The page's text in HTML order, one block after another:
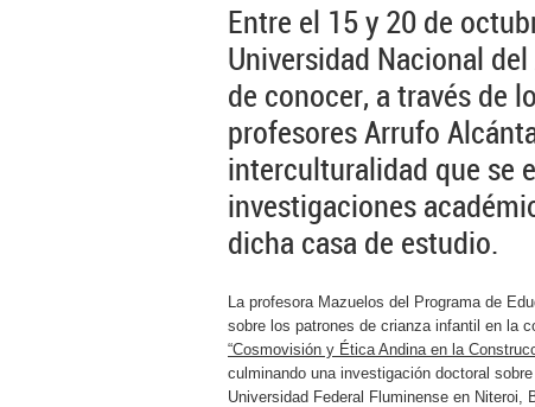
Entre el 15 y 20 de
Universidad Nacional
de conocer, a través de
profesores Arrufo
interculturalidad que se
investigaciones
dicha casa de estudio.
La profesora Mazuelos del Programa de
sobre los patrones de crianza infantil en la
“Cosmovisión y Ética Andina en la
culminando una investigación doctoral
Universidad Federal Fluminense en Niteroi,